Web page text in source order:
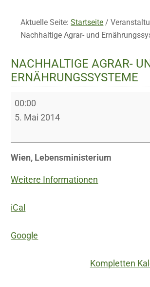
Aktuelle Seite:Startseite /
Nachhaltige Agrar- und
NACHHALTIGE AGRAR-
ERNÄHRUNGSSYSTEME
Nachhaltige
Agrar-
Ernährungssysteme
00:00
5. Mai 2014
Wien, Lebensministerium
Weitere Informationen
iCal
Google
Kompletten